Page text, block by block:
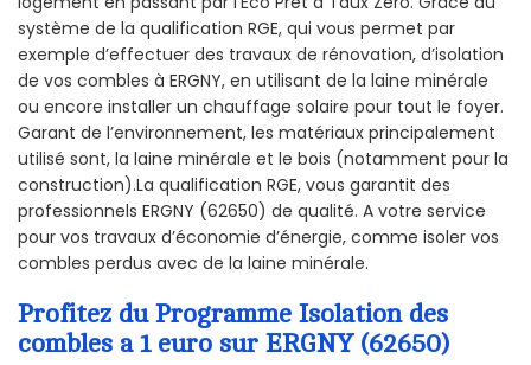
système de la qualification RGE, qui vous permet par
exemple d’effectuer des travaux de rénovation, d’isolation
de vos combles à ERGNY, en utilisant de la laine minérale
ou encore installer un chauffage solaire pour tout le foyer.
Garant de l’environnement, les matériaux principalement
utilisé sont, la laine minérale et le bois (notamment pour la
construction).La qualification RGE, vous garantit des
professionnels ERGNY (62650) de qualité. A votre service
pour vos travaux d’économie d’énergie, comme isoler vos
combles perdus avec de la laine minérale.
Profitez du Programme Isolation des
combles a 1 euro sur ERGNY (62650)